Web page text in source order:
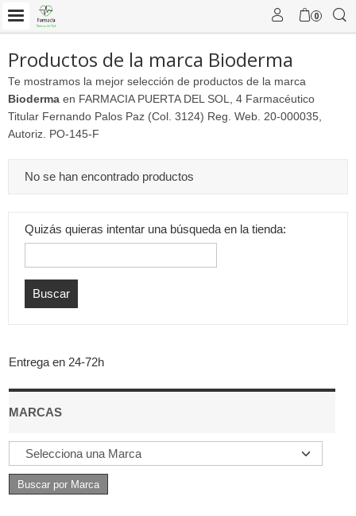
0
Entrega en 24-72h
MARCAS
Productos de la marca Bioderma
Te mostramos la mejor selección de productos de la marca
Bioderma en FARMACIA PUERTA DEL SOL, 4 Farmacéutico
Titular Fernando Palos Paz (Col. 3124) Reg. Web. 20-000035,
Autoriz. PO-145-F
No se han encontrado productos
Quizás quieras intentar una búsqueda en la tienda: